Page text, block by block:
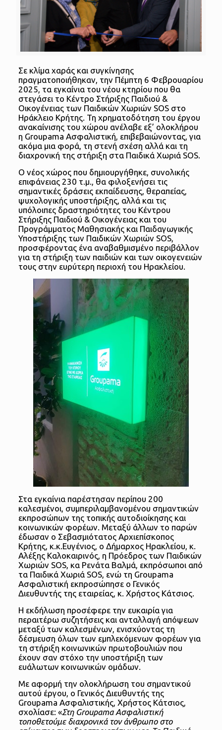
Σε κλίμα χαράς και συγκίνησης
πραγματοποιήθηκαν, την Πέμπτη 6 Φεβρουαρίου
2025, τα εγκαίνια του νέου κτηρίου που θα
στεγάσει το Κέντρο Στήριξης Παιδιού &
Οικογένειας των Παιδικών Χωριών SOS στο
Ηράκλειο Κρήτης. Τη χρηματοδότηση του έργου
ανακαίνισης του χώρου ανέλαβε εξ’ ολοκλήρου
η Groupama Ασφαλιστική, επιβεβαιώνοντας, για
ακόμα μια φορά, τη στενή σχέση αλλά και τη
διαχρονική της στήριξη στα Παιδικά Χωριά SOS.
Ο νέος χώρος που δημιουργήθηκε, συνολικής
επιφάνειας 230 τ.μ., θα φιλοξενήσει τις
σημαντικές δράσεις εκπαίδευσης, θεραπείας,
ψυχολογικής υποστήριξης, αλλά και τις
υπόλοιπες δραστηριότητες του Κέντρου
Στήριξης Παιδιού & Οικογένειας και του
Προγράμματος Μαθησιακής και Παιδαγωγικής
Υποστήριξης των Παιδικών Χωριών SOS,
προσφέροντας ένα αναβαθμισμένο περιβάλλον
για τη στήριξη των παιδιών και των οικογενειών
τους στην ευρύτερη περιοχή του Ηρακλείου.
Στα εγκαίνια παρέστησαν περίπου 200
καλεσμένοι, συμπεριλαμβανομένου σημαντικών
εκπροσώπων της τοπικής αυτοδιοίκησης και
κοινωνικών φορέων. Μεταξύ άλλων το παρών
έδωσαν ο Σεβασμιότατος Αρχιεπίσκοπος
Κρήτης, κ.κ.Ευγένιος, ο Δήμαρχος Ηρακλείου, κ.
Αλέξης Καλοκαιρινός, η Πρόεδρος των Παιδικών
Χωριών SOS, κα Ρενάτα Βαλμά, εκπρόσωποι από
τα Παιδικά Χωριά SOS, ενώ τη Groupama
Ασφαλιστική εκπροσώπησε ο Γενικός
Διευθυντής της εταιρείας, κ. Χρήστος Κάτσιος.
Η εκδήλωση προσέφερε την ευκαιρία για
περαιτέρω συζητήσεις και ανταλλαγή απόψεων
μεταξύ των καλεσμένων, ενισχύοντας τη
δέσμευση όλων των εμπλεκόμενων φορέων για
τη στήριξη κοινωνικών πρωτοβουλιών που
έχουν σαν στόχο την υποστήριξη των
ευάλωτων κοινωνικών ομάδων.
Με αφορμή την ολοκλήρωση του σημαντικού
αυτού έργου, ο Γενικός Διευθυντής της
Groupama Ασφαλιστικής, Χρήστος Κάτσιος,
σχολίασε: «Στη Groupama Ασφαλιστική
τοποθετούμε διαχρονικά τον άνθρωπο στο